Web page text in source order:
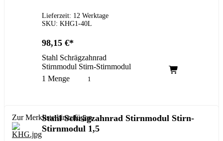
Lieferzeit: 12 Werktage
SKU: KHG1-40L
98,15 €
Stahl Schrägzahnrad
Stirnmodul Stirn-Stirnmodul
1 Menge
Zur Merkliste hinzufügen
Stahl Schrägzahnrad Stirnmodul Stirn-
Stirnmodul 1,5